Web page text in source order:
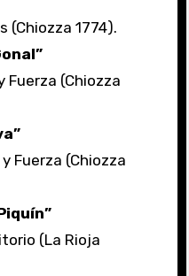
(Chiozza 1774).
Fuerza (Chiozza
Fuerza (Chiozza
(La Rioja